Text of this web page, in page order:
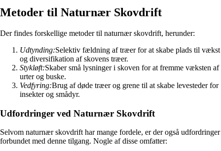
Metoder til Naturnær Skovdrift
Der findes forskellige metoder til naturnær skovdrift, herunder:
Udtynding:Selektiv fældning af træer for at skabe plads til vækst
og diversifikation af skovens træer.
Stykløft:Skaber små lysninger i skoven for at fremme væksten af
urter og buske.
Vedfyring:Brug af døde træer og grene til at skabe levesteder for
insekter og smådyr.
Udfordringer ved Naturnær Skovdrift
Selvom naturnær skovdrift har mange fordele, er der også udfordringer
forbundet med denne tilgang. Nogle af disse omfatter: